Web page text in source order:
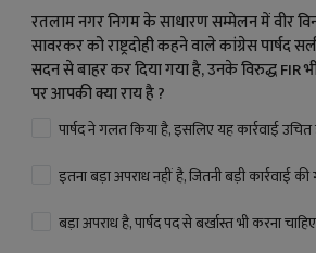
रतलाम नगर निगम के साधारण सम्मेलन में वीर
सावरकर को राष्ट्रदोही कहने वाले कांग्रेस पार्षद
सदन से बाहर कर दिया गया है, उनके विरुद्ध FIR
पर आपकी क्या राय है ?
पार्षद ने गलत किया है, इसलिए यह कार्रवाई उचित
इतना बड़ा अपराध नहीं है, जितनी बड़ी कार्रवाई की
बड़ा अपराध है, पार्षद पद से बर्खास्त भी करना